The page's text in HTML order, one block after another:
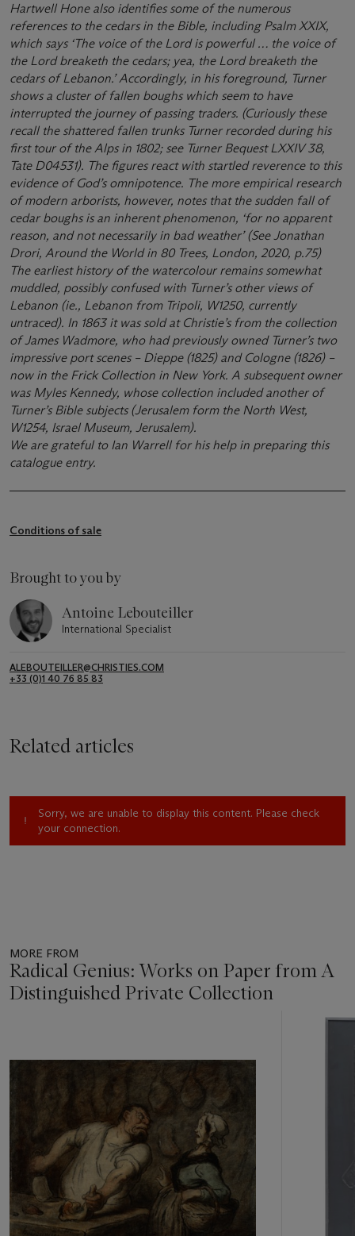
Hartwell Hone also identifies some of the numerous
references to the cedars in the Bible, including Psalm XXIX,
which says ‘The voice of the Lord is powerful … the voice of
the Lord breaketh the cedars; yea, the Lord breaketh the
cedars of Lebanon.’ Accordingly, in his foreground, Turner
shows a cluster of fallen boughs which seem to have
interrupted the journey of passing traders. (Curiously these
recall the shattered fallen trunks Turner recorded during his
first tour of the Alps in 1802; see Turner Bequest LXXIV 38,
Tate D04531). The figures react with startled reverence to this
evidence of God’s omnipotence. The more empirical research
of modern arborists, however, notes that the sudden fall of
cedar boughs is an inherent phenomenon, ‘for no apparent
reason, and not necessarily in bad weather’ (See Jonathan
Drori, Around the World in 80 Trees, London, 2020, p.75)
The earliest history of the watercolour remains somewhat
muddled, possibly confused with Turner’s other views of
Lebanon (ie., Lebanon from Tripoli, W1250, currently
untraced). In 1863 it was sold at Christie’s from the collection
of James Wadmore, who had previously owned Turner’s two
impressive port scenes – Dieppe (1825) and Cologne (1826) –
now in the Frick Collection in New York. A subsequent owner
was Myles Kennedy, whose collection included another of
Turner’s Bible subjects (Jerusalem form the North West,
W1254, Israel Museum, Jerusalem).
We are grateful to Ian Warrell for his help in preparing this
catalogue entry.
Conditions of sale
Brought to you by
Antoine Lebouteiller
International Specialist
ALEBOUTEILLER@CHRISTIES.COM
+33 (0)1 40 76 85 83
Related articles
Sorry, we are unable to display this content. Please check
your connection.
MORE FROM
Radical Genius: Works on Paper from A
Distinguished Private Collection
of